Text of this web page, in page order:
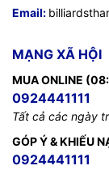
Email:
MẠNG XÃ HỘI
MUA ONLINE
0924441111
Tất cả các ngày
GÓP Ý & KHIẾU
0924441111